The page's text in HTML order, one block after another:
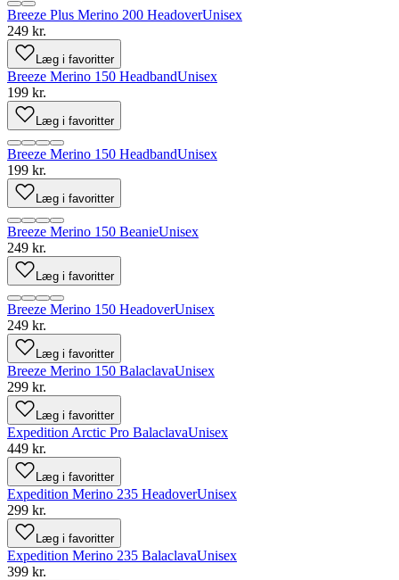
Breeze Plus Merino 200 HeadoverUnisex
249 kr.
Læg i favoritter
Breeze Merino 150 HeadbandUnisex
199 kr.
Læg i favoritter
Breeze Merino 150 HeadbandUnisex
199 kr.
Læg i favoritter
Breeze Merino 150 BeanieUnisex
249 kr.
Læg i favoritter
Breeze Merino 150 HeadoverUnisex
249 kr.
Læg i favoritter
Breeze Merino 150 BalaclavaUnisex
299 kr.
Læg i favoritter
Expedition Arctic Pro BalaclavaUnisex
449 kr.
Læg i favoritter
Expedition Merino 235 HeadoverUnisex
299 kr.
Læg i favoritter
Expedition Merino 235 BalaclavaUnisex
399 kr.